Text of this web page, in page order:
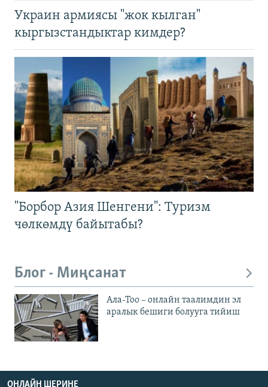
Украин армиясы "жок кылган"
кыргызстандыктар кимдер?
"Борбор Азия Шенгени": Туризм
чөлкөмдү байытабы?
Блог - Миңсанат
Ала-Тоо – онлайн таалимдин эл
аралык бешиги болууга тийиш
ОНЛАЙН ШЕРИНЕ